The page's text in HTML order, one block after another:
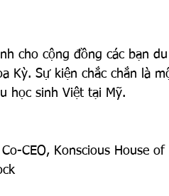
cho cộng đồng các bạn
Kỳ. Sự kiện chắc chắn là
học sinh Việt tại Mỹ.
CEO, Konscious House of